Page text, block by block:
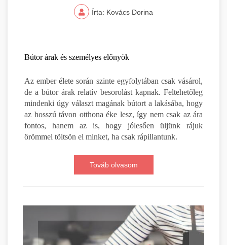
Írta: Kovács Dorina
Bútor árak és személyes előnyök
Az ember élete során szinte egyfolytában csak vásárol,
de a bútor árak relatív besorolást kapnak. Feltehetőleg
mindenki úgy választ magának bútort a lakásába, hogy
az hosszú távon otthona éke lesz, így nem csak az ára
fontos, hanem az is, hogy jólesően üljünk rájuk
örömmel töltsön el minket, ha csak rápillantunk.
Továb olvasom